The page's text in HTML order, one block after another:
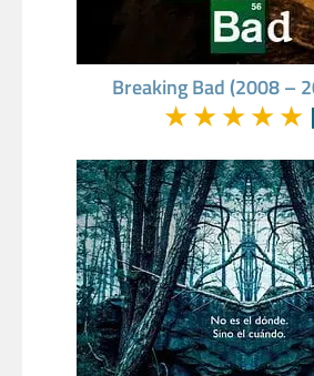
Breaking Bad (2008 –
★★★★★